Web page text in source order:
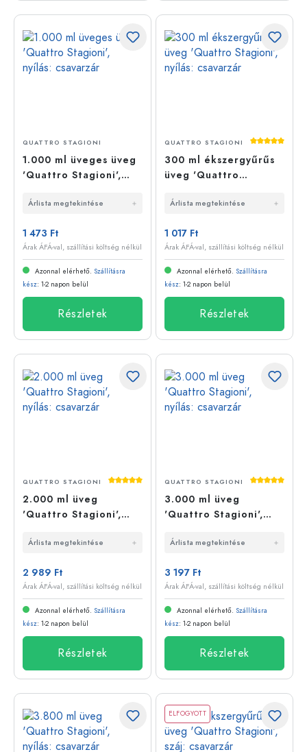
QUATTRO STAGIONI
1.000 ml üveges üveg
'Quattro Stagioni',
Árlista megtekintése
1 473 Ft
Árak ÁFÁ-val, szállítási költség nélkül
Azonnal elérhető. Szállításra
kész: 1-2 napon belül
Részletek
Átlagos
QUATTRO STAGIONI
300 ml ékszergyűrűs
üveg 'Quattro
csavarzár
Árlista megtekintése
1 017 Ft
Árak ÁFÁ-val, szállítási költség nélkül
Azonnal elérhető. Szállításra
kész: 1-2 napon belül
Részletek
Átlagos értékelés 5 a 5 csillagból
QUATTRO STAGIONI
2.000 ml üveg
'Quattro Stagioni',
Árlista megtekintése
2 989 Ft
Árak ÁFÁ-val, szállítási költség nélkül
Azonnal elérhető. Szállításra
kész: 1-2 napon belül
Részletek
Átlagos
QUATTRO STAGIONI
3.000 ml üveg
'Quattro Stagioni',
Árlista megtekintése
3 197 Ft
Árak ÁFÁ-val, szállítási költség nélkül
Azonnal elérhető. Szállításra
kész: 1-2 napon belül
Részletek
ELFOGYOTT